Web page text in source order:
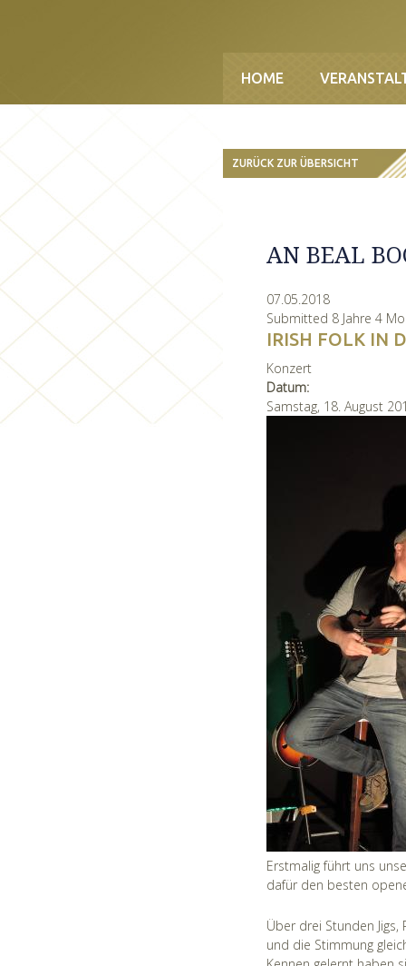
HOME
ZURÜCK ZUR ÜBERSICHT
AN BEAL
07.05.2018
Submitted 8 Jahre 4
IRISH FOLK IN
Konzert
Datum:
Samstag, 18. August
Erstmalig führt uns
dafür den besten
Über drei Stunden
und die Stimmung